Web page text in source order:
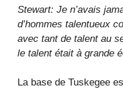
Stewart: Je n’avais
d’hommes talentueux
avec tant de talent au
le talent était à grande
La base de Tuskegee